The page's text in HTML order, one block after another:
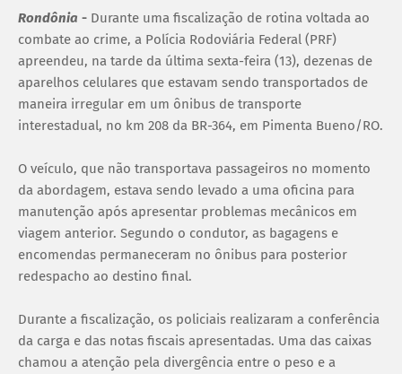
Rondônia - Durante uma fiscalização de rotina voltada ao
combate ao crime, a Polícia Rodoviária Federal (PRF)
apreendeu, na tarde da última sexta-feira (13), dezenas de
aparelhos celulares que estavam sendo transportados de
maneira irregular em um ônibus de transporte
interestadual, no km 208 da BR-364, em Pimenta Bueno/RO.
O veículo, que não transportava passageiros no momento
da abordagem, estava sendo levado a uma oficina para
manutenção após apresentar problemas mecânicos em
viagem anterior. Segundo o condutor, as bagagens e
encomendas permaneceram no ônibus para posterior
redespacho ao destino final.
Durante a fiscalização, os policiais realizaram a conferência
da carga e das notas fiscais apresentadas. Uma das caixas
chamou a atenção pela divergência entre o peso e a